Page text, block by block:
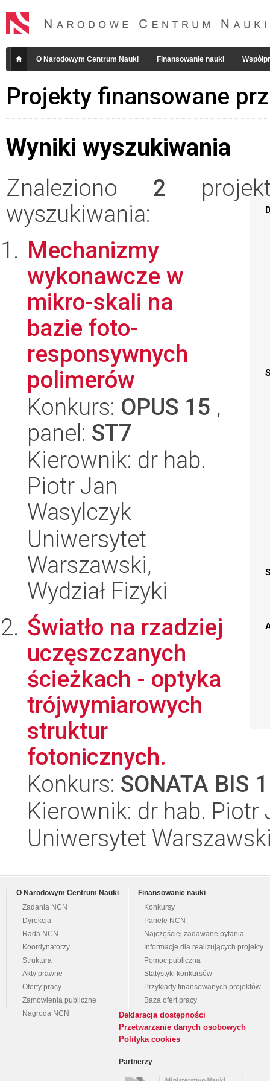
O Narodowym Centrum Nauki Finansowanie nauki
Projekty finansowane
Wyniki wyszukiwania
Znaleziono 2
wyszukiwania:
Mechanizmy
wykonawcze w
mikro-skali na
bazie foto-
responsywnych
polimerów
Konkurs: OPUS 15 ,
panel: ST7
Kierownik: dr hab.
Piotr Jan
Wasylczyk
Uniwersytet
Warszawski,
Wydział Fizyki
Światło na rzadziej
uczęszczanych
ścieżkach - optyka
trójwymiarowych
struktur
fotonicznych.
Konkurs: SONATA BIS 1
Kierownik: dr hab. Piotr
Uniwersytet
O Narodowym Centrum Nauki
Zadania NCN
Dyrekcja
Rada NCN
Koordynatorzy
Struktura
Akty prawne
Oferty pracy
Zamówienia publiczne
Nagroda NCN
Finansowanie nauki
Konkursy
Panele NCN
Najczęściej zadawane pytania
Informacje dla realizujących projekty
Pomoc publiczna
Statystyki konkursów
Przykłady finansowanych projektów
Baza ofert pracy
Deklaracja dostępności
Przetwarzanie danych osobowych
Polityka cookies
Partnerzy